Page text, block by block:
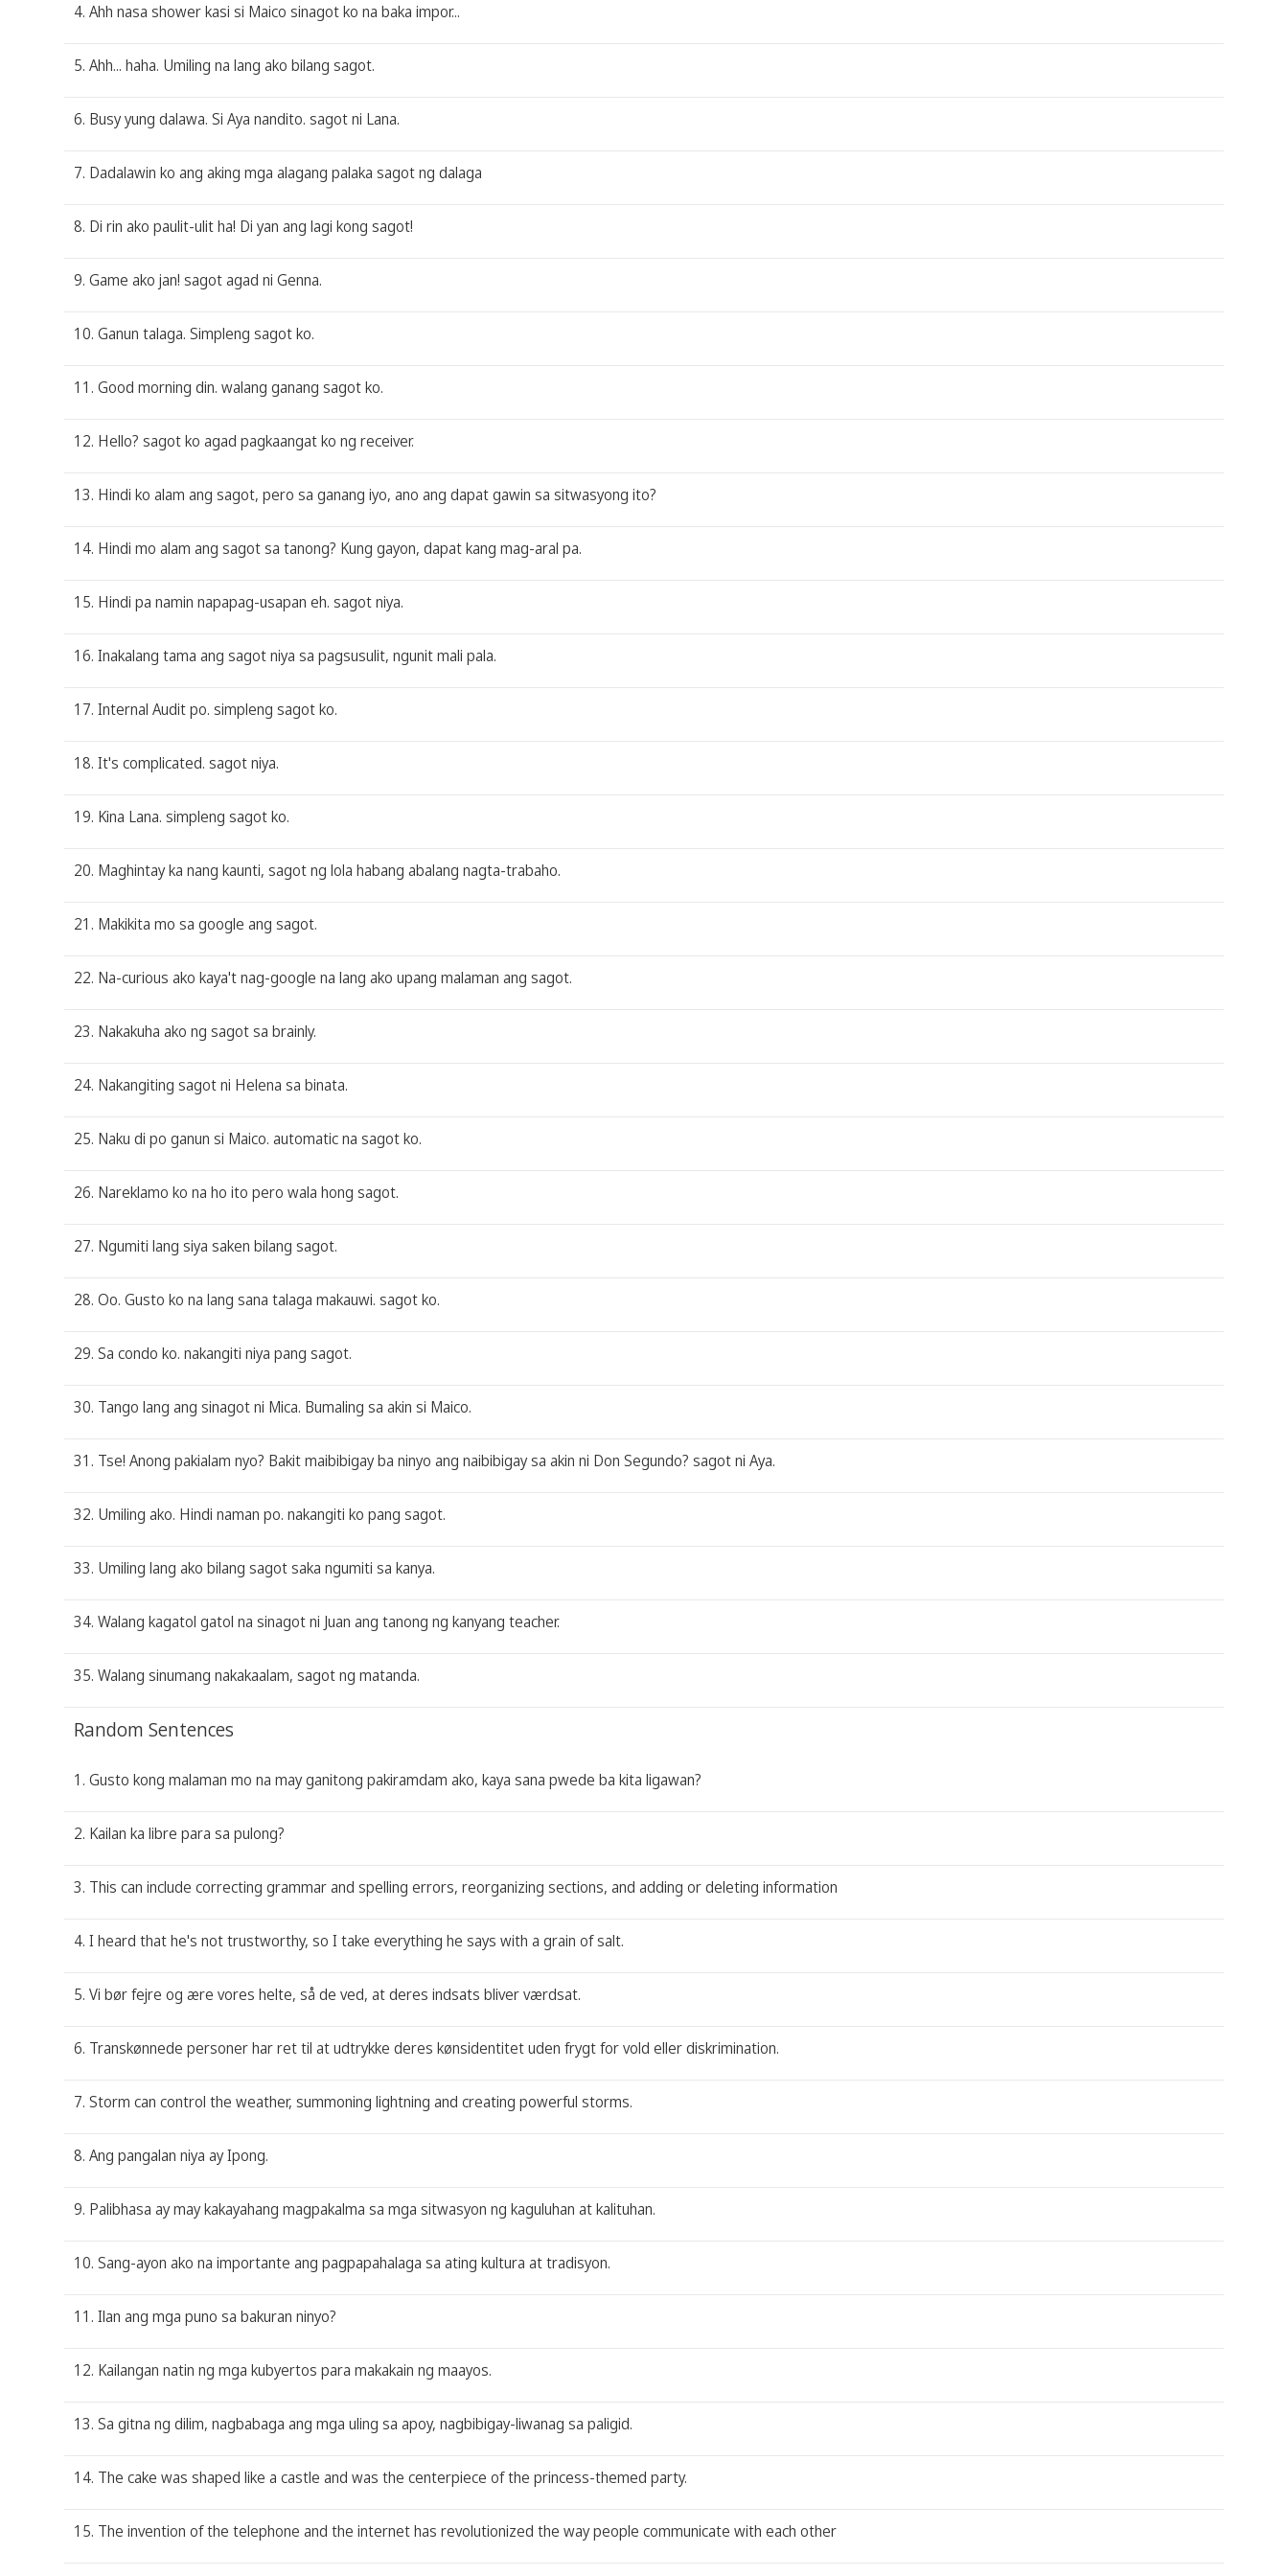
4. Ahh nasa shower kasi si Maico sinagot ko na baka impor...
5. Ahh... haha. Umiling na lang ako bilang sagot.
6. Busy yung dalawa. Si Aya nandito. sagot ni Lana.
7. Dadalawin ko ang aking mga alagang palaka sagot ng dalaga
8. Di rin ako paulit-ulit ha! Di yan ang lagi kong sagot!
9. Game ako jan! sagot agad ni Genna.
10. Ganun talaga. Simpleng sagot ko.
11. Good morning din. walang ganang sagot ko.
12. Hello? sagot ko agad pagkaangat ko ng receiver.
13. Hindi ko alam ang sagot, pero sa ganang iyo, ano ang dapat gawin sa sitwasyong ito?
14. Hindi mo alam ang sagot sa tanong? Kung gayon, dapat kang mag-aral pa.
15. Hindi pa namin napapag-usapan eh. sagot niya.
16. Inakalang tama ang sagot niya sa pagsusulit, ngunit mali pala.
17. Internal Audit po. simpleng sagot ko.
18. It's complicated. sagot niya.
19. Kina Lana. simpleng sagot ko.
20. Maghintay ka nang kaunti, sagot ng lola habang abalang nagta-trabaho.
21. Makikita mo sa google ang sagot.
22. Na-curious ako kaya't nag-google na lang ako upang malaman ang sagot.
23. Nakakuha ako ng sagot sa brainly.
24. Nakangiting sagot ni Helena sa binata.
25. Naku di po ganun si Maico. automatic na sagot ko.
26. Nareklamo ko na ho ito pero wala hong sagot.
27. Ngumiti lang siya saken bilang sagot.
28. Oo. Gusto ko na lang sana talaga makauwi. sagot ko.
29. Sa condo ko. nakangiti niya pang sagot.
30. Tango lang ang sinagot ni Mica. Bumaling sa akin si Maico.
31. Tse! Anong pakialam nyo? Bakit maibibigay ba ninyo ang naibibigay sa akin ni Don Segundo? sagot ni Aya.
32. Umiling ako. Hindi naman po. nakangiti ko pang sagot.
33. Umiling lang ako bilang sagot saka ngumiti sa kanya.
34. Walang kagatol gatol na sinagot ni Juan ang tanong ng kanyang teacher.
35. Walang sinumang nakakaalam, sagot ng matanda.
Random Sentences
1. Gusto kong malaman mo na may ganitong pakiramdam ako, kaya sana pwede ba kita ligawan?
2. Kailan ka libre para sa pulong?
3. This can include correcting grammar and spelling errors, reorganizing sections, and adding or deleting information
4. I heard that he's not trustworthy, so I take everything he says with a grain of salt.
5. Vi bør fejre og ære vores helte, så de ved, at deres indsats bliver værdsat.
6. Transkønnede personer har ret til at udtrykke deres kønsidentitet uden frygt for vold eller diskrimination.
7. Storm can control the weather, summoning lightning and creating powerful storms.
8. Ang pangalan niya ay Ipong.
9. Palibhasa ay may kakayahang magpakalma sa mga sitwasyon ng kaguluhan at kalituhan.
10. Sang-ayon ako na importante ang pagpapahalaga sa ating kultura at tradisyon.
11. Ilan ang mga puno sa bakuran ninyo?
12. Kailangan natin ng mga kubyertos para makakain ng maayos.
13. Sa gitna ng dilim, nagbabaga ang mga uling sa apoy, nagbibigay-liwanag sa paligid.
14. The cake was shaped like a castle and was the centerpiece of the princess-themed party.
15. The invention of the telephone and the internet has revolutionized the way people communicate with each other